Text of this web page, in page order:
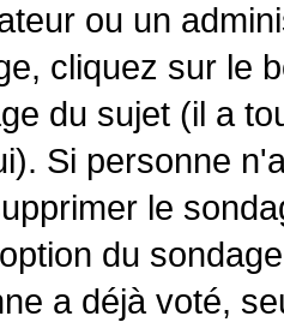
ou un
cliquez sur le
du sujet (il a
Si personne
le
du
a déjà voté,